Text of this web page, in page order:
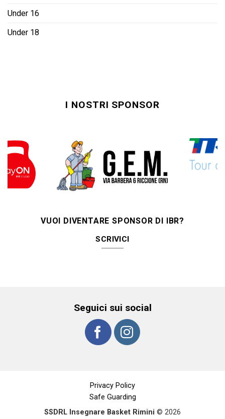
Under 16
Under 18
I NOSTRI SPONSOR
VUOI DIVENTARE SPONSOR DI IBR?
SCRIVICI
Seguici sui social
Privacy Policy
Safe Guarding
SSDRL Insegnare Basket Rimini © 2026